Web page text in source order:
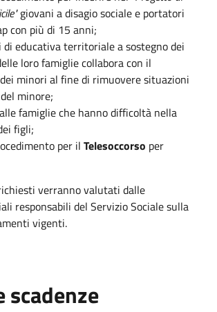
giovani a disagio sociale e portatori
con più di 15 anni;
educativa territoriale a sostegno dei
loro famiglie collabora con il
minori al fine di rimuovere situazioni
minore;
famiglie che hanno difficoltà nella
figli;
per il Telesoccorso per
verranno valutati dalle
responsabili del Servizio Sociale sulla
vigenti.
scadenze